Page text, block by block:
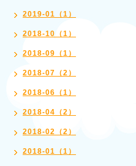
2019-01（1）
2018-10（1）
2018-09（1）
2018-07（2）
2018-06（1）
2018-04（2）
2018-02（2）
2018-01（1）